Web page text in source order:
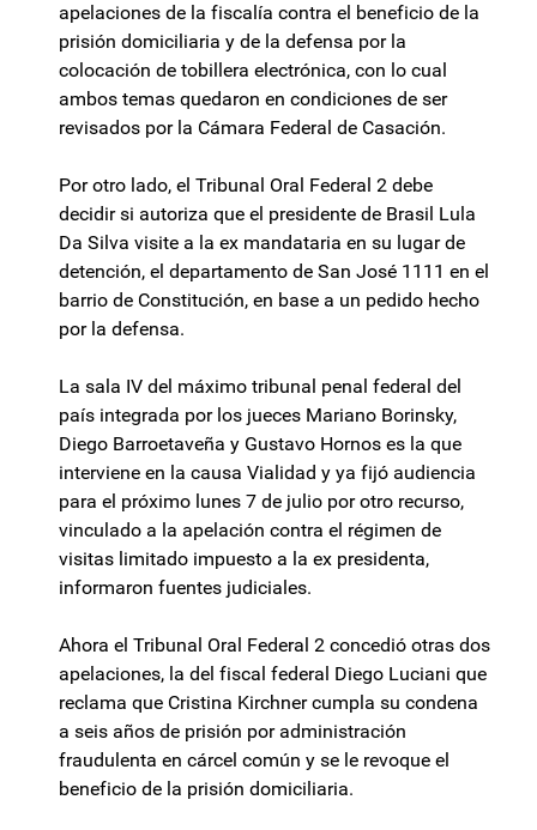
apelaciones de la fiscalía contra el beneficio de la
prisión domiciliaria y de la defensa por la
colocación de tobillera electrónica, con lo cual
ambos temas quedaron en condiciones de ser
revisados por la Cámara Federal de Casación.
Por otro lado, el Tribunal Oral Federal 2 debe
decidir si autoriza que el presidente de Brasil Lula
Da Silva visite a la ex mandataria en su lugar de
detención, el departamento de San José 1111 en el
barrio de Constitución, en base a un pedido hecho
por la defensa.
La sala IV del máximo tribunal penal federal del
país integrada por los jueces Mariano Borinsky,
Diego Barroetaveña y Gustavo Hornos es la que
interviene en la causa Vialidad y ya fijó audiencia
para el próximo lunes 7 de julio por otro recurso,
vinculado a la apelación contra el régimen de
visitas limitado impuesto a la ex presidenta,
informaron fuentes judiciales.
Ahora el Tribunal Oral Federal 2 concedió otras dos
apelaciones, la del fiscal federal Diego Luciani que
reclama que Cristina Kirchner cumpla su condena
a seis años de prisión por administración
fraudulenta en cárcel común y se le revoque el
beneficio de la prisión domiciliaria.